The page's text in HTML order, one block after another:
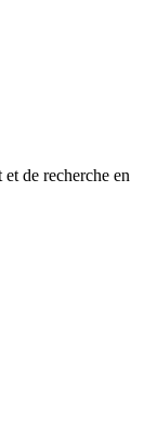
de recherche en